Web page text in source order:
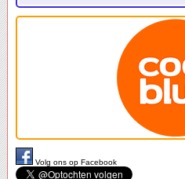
Volg ons op Facebook